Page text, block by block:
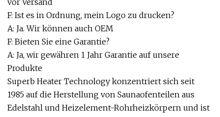
vor Versand
F: Ist es in Ordnung, mein Logo zu drucken?
A: Ja. Wir können auch OEM
F: Bieten Sie eine Garantie?
A: Ja, wir gewähren 1 Jahr Garantie auf unsere
Produkte
Superb Heater Technology konzentriert sich seit
1985 auf die Herstellung von Saunaofenteilen aus
Edelstahl und Heizelement-Rohrheizkörpern und ist